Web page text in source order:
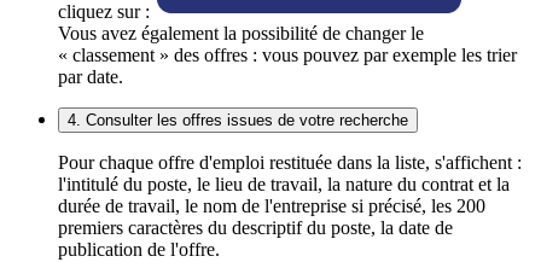
cliquez sur :
Vous avez également la possibilité de changer le
« classement » des offres : vous pouvez par exemple les trier
par date.
4. Consulter les offres issues de votre recherche
Pour chaque offre d'emploi restituée dans la liste, s'affichent :
l'intitulé du poste, le lieu de travail, la nature du contrat et la
durée de travail, le nom de l'entreprise si précisé, les 200
premiers caractères du descriptif du poste, la date de
publication de l'offre.